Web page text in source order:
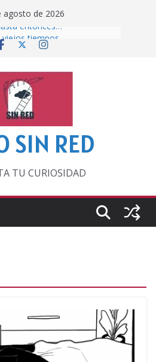
agosto de 2026
entonces…
viejos tiempos
Mundial
SIN RED
TU CURIOSIDAD